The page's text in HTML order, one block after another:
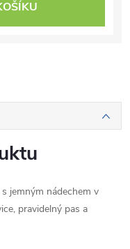
s jemným nádechem v
pravidelný pas a